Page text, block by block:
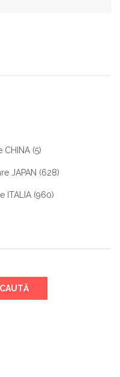
CHINA (5)
JAPAN (628)
ITALIA (960)
CAUTĂ